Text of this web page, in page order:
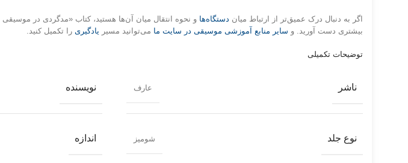
اگر به دنبال درک عمیق‌تر از ارتباط میان دستگاه‌ها و نحوه انتقال میان آن‌ها هستید، کتاب «مدگردی در موسیقی
بیشتری دست آورید. و سایر منابع آموزشی موسیقی در سایت ما می‌توانید مسیر یادگیری را تکمیل کنید.
توضیحات تکمیلی
ناشر عارف نویسنده
نوع جلد شومیز اندازه